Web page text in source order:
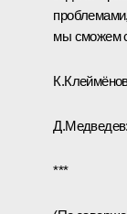
мы сможем
***